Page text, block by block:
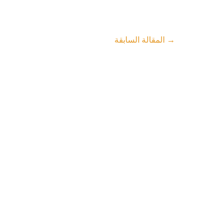
→ المقالة السابقة